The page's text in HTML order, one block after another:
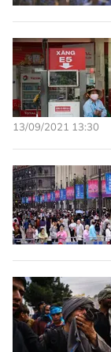
13/09/2021 13:30